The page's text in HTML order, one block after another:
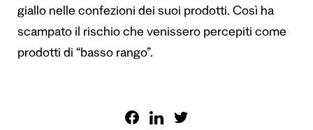
giallo nelle confezioni dei suoi prodotti. Così ha
scampato il rischio che venissero percepiti come
prodotti di “basso rango”.